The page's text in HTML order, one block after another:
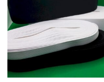
Додати
до
списку
бажань